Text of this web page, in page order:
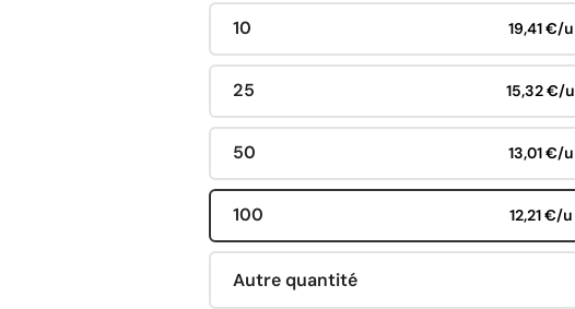
10 19,41 €/u
25 15,32 €/u
50 13,01 €/u
100 12,21 €/u
Autre quantité